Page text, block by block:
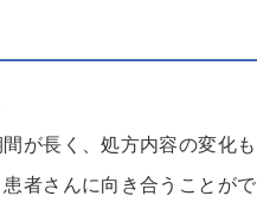
が長く、処方内容の変化も
者さんに向き合うことがで